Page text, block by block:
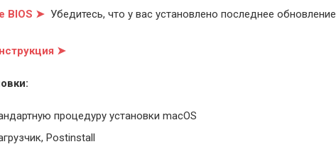
BIOS ➤ Убедитесь, что у вас установлено последнее обновление
➤
процедуру установки macOS
Postinstall